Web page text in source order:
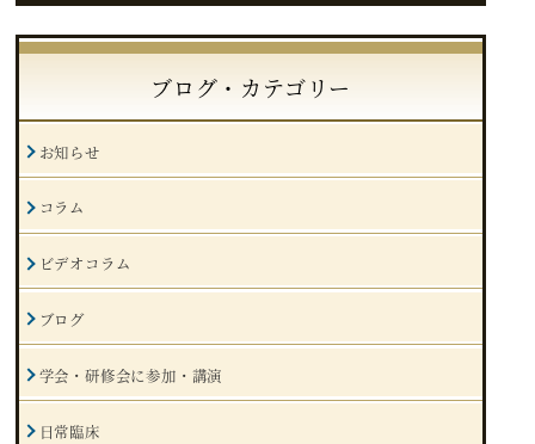
ブログ・カテゴリー
お知らせ
コラム
ビデオコラム
ブログ
学会・研修会に参加・講演
日常臨床